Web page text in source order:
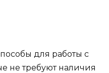
для работы с
не требуют наличия